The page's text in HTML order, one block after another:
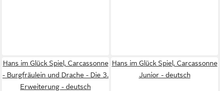
Hans im Glück Spiel, Carcassonne
- Burgfräulein und Drache - Die 3.
Erweiterung - deutsch
Hans im Glück Spiel, Carcassonne
Junior - deutsch